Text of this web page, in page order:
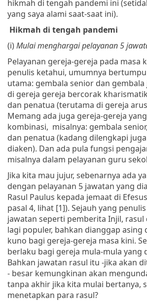
hikmah di tengah pandemi ini
yang saya alami saat-saat ini).
Hikmah di tengah pandemi
(i)Mulai menghargai pelayanan 5
Pelayanan gereja-gereja pada masa
penulis ketahui, umumnya
utama: gembala senior dan
di gereja gereja bercorak
dan penatua (terutama di gereja
Memang ada juga gereja-gereja
kombinasi, misalnya: gembala
dan penatua (kadang dilengkapi
diaken). Dan ada pula fungsi
misalnya dalam pelayanan guru
Jika kita mau jujur, sebenarnya ada
dengan pelayanan 5 jawatan yang
Rasul Paulus kepada jemaat di
pasal 4, lihat [1]). Sejauh yang
jawatan seperti pemberita Injil, rasul
lagi populer, bahkan dianggap asing
kuno bagi gereja-gereja masa kini.
berlaku bagi gereja mula-mula yang
Bahkan jawatan rasul itu -jika akan
- besar kemungkinan akan
tanpa akhir jika kita mulai bertanya,
menetapkan para rasul?